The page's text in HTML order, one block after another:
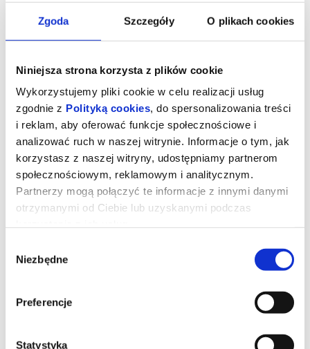
Zgoda Szczegóły O plikach cookies
Niniejsza strona korzysta z plików cookie
Wykorzystujemy pliki cookie w celu realizacji usług
zgodnie z Polityką cookies, do spersonalizowania treści
i reklam, aby oferować funkcje społecznościowe i
analizować ruch w naszej witrynie. Informacje o tym, jak
korzystasz z naszej witryny, udostępniamy partnerom
społecznościowym, reklamowym i analitycznym.
Partnerzy mogą połączyć te informacje z innymi danymi
otrzymanymi od Ciebie lub uzyskanymi podczas
zgody
Niezbędne
Preferencje
Statystyka
zdefiniowały świat mody i popkultury, kultowi bohaterowie znów
spotykają się na stylowych ulicach Nowego Jorku i w eleganckich
. Meryl Streep, Anne Hathaway, Emily
perfekcja wciąż mają najwyższą cenę.